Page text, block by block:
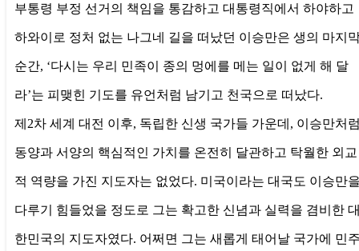
부통령 부정 선거의 책임을 통감하고 대통령직에서 하야하고
하와이로 정처 없는 나그네 길을 떠났던 이승만은 생의 마지
순간, ‘다시는 우리 민족이 종의 멍에를 메는 일이 없게 해 달
라’는 피맺힌 기도를 유언처럼 남기고 천국으로 떠났다.
제2차 세계 대전 이후, 독립한 신생 국가들 가운데, 이승만처
동양과 서양의 핵심적인 가치를 온전히 달관하고 탁월한 외교
적 역량을 가진 지도자는 없었다. 미국이라는 대국도 이승만
다루기 힘들었을 정도로 그는 확고한 신념과 실력을 겸비한
한민국의 지도자였다. 어쩌면 그는 새롭게 태어날 국가에 민